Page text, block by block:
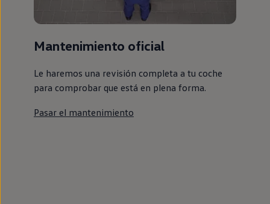
Mantenimiento oficial
Le haremos una revisión completa a tu coche
para comprobar que está en plena forma.
Pasar el mantenimiento